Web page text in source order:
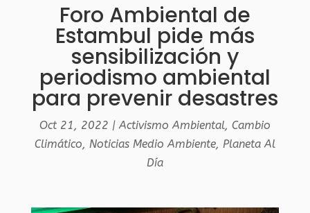
Foro Ambiental de
Estambul pide más
sensibilización y
periodismo ambiental
para prevenir desastres
Oct 21, 2022 |Activismo Ambiental, Cambio
Climático, Noticias Medio Ambiente, Planeta Al
Día